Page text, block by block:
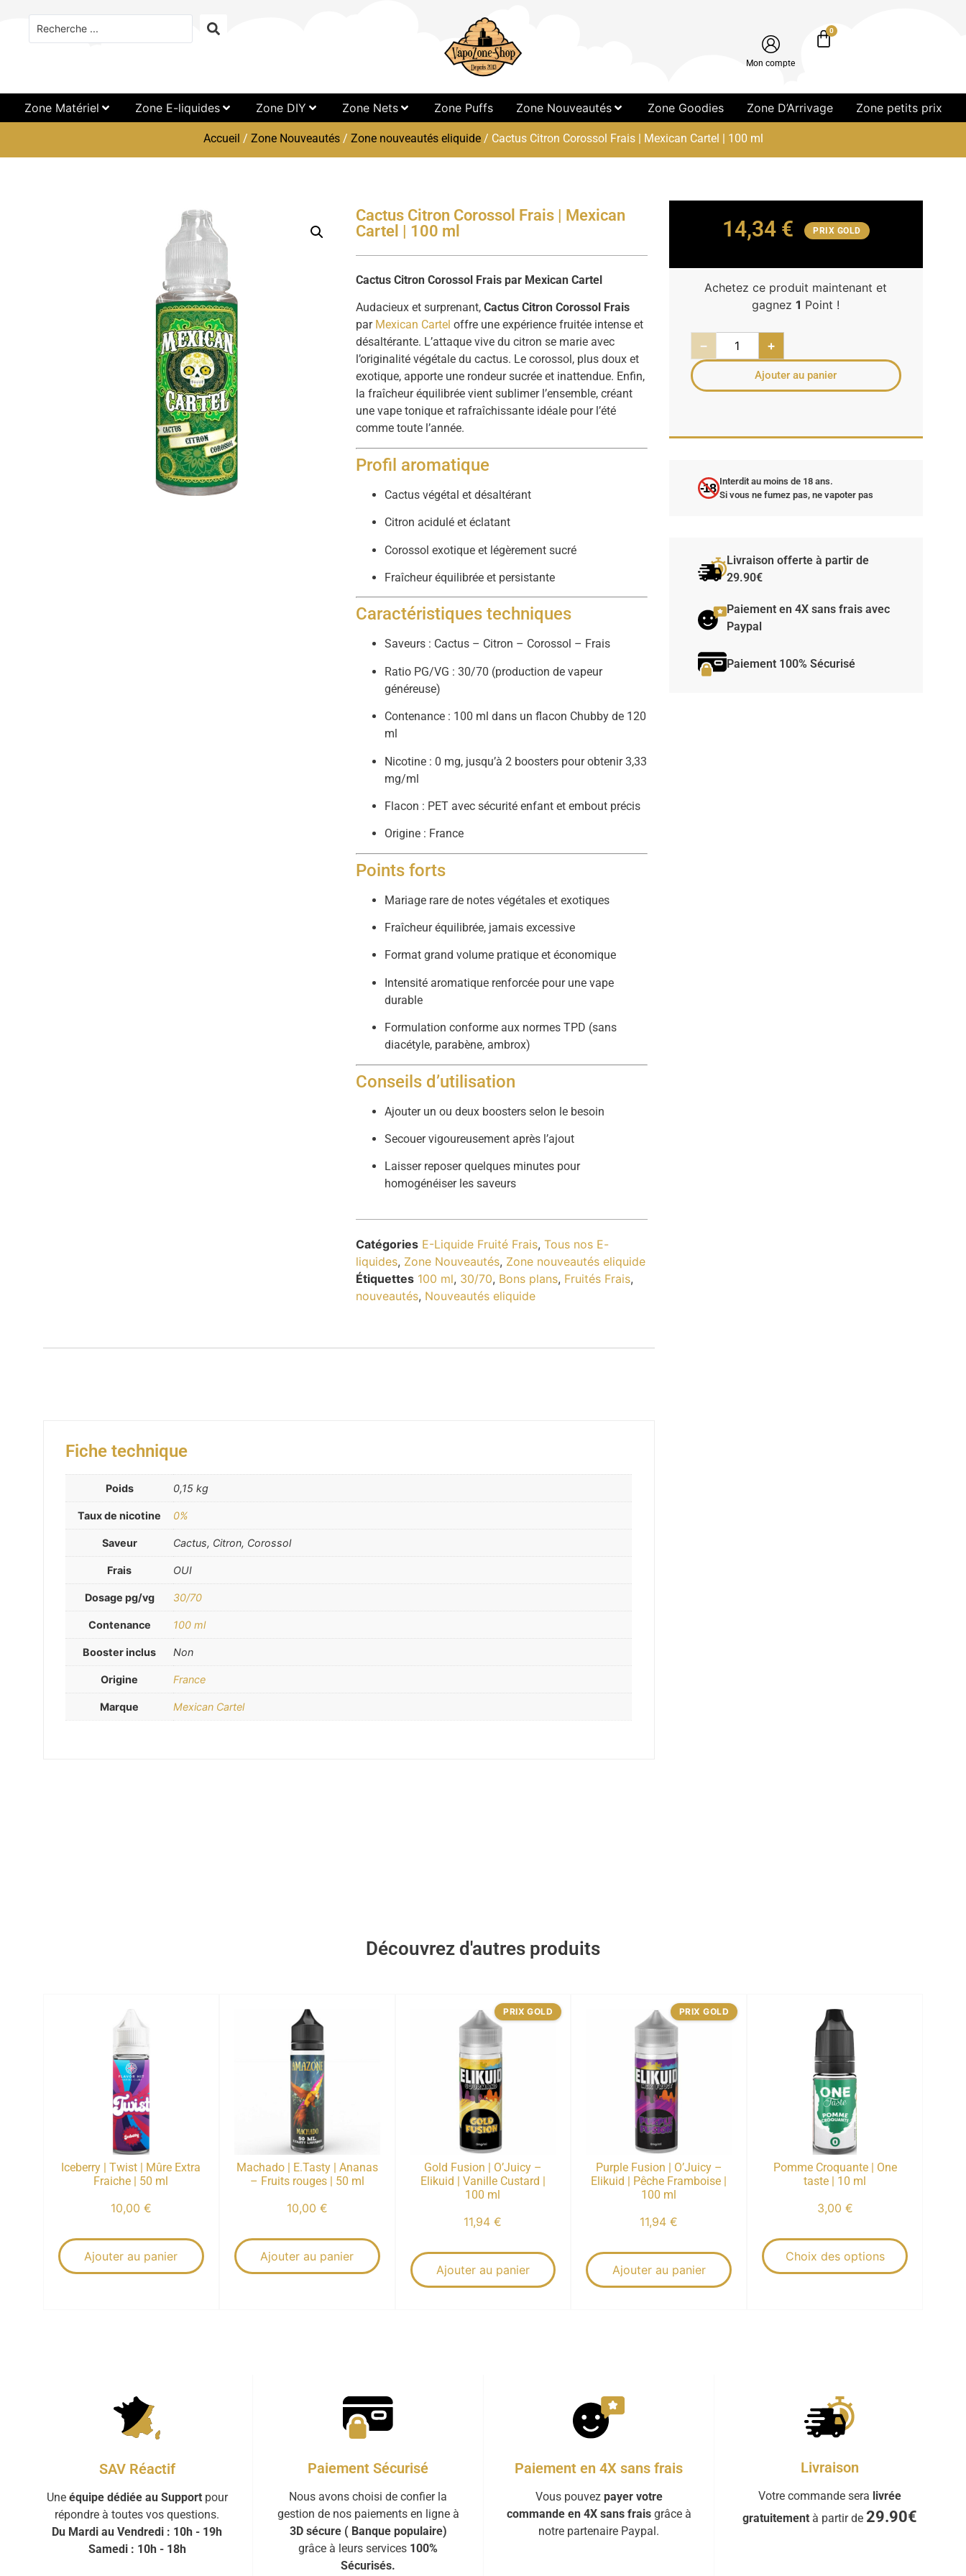
Mon compte
0
Zone Matériel Zone E-liquides Zone DIY Zone Nets Zone Puffs Zone Nouveautés Zone Goodies Zone D’Arrivage Zone petits prix
Accueil / Zone Nouveautés/ Zone nouveautés eliquide/ Cactus Citron Corossol Frais | Mexican Cartel | 100 ml
Cactus Citron Corossol Frais | Mexican
Cartel | 100 ml
Cactus Citron Corossol Frais par Mexican Cartel
Audacieux et surprenant,Cactus Citron Corossol Frais
par Mexican Cartel offre une expérience fruitée intense et
désaltérante. L’attaque vive du citron se marie avec
l’originalité végétale du cactus. Le corossol, plus doux et
exotique, apporte une rondeur sucrée et inattendue. Enfin,
la fraîcheur équilibrée vient sublimer l’ensemble, créant
une vape tonique et rafraîchissante idéale pour l’été
comme toute l’année.
Profil aromatique
Cactus végétal et désaltérant
Citron acidulé et éclatant
Corossol exotique et légèrement sucré
Fraîcheur équilibrée et persistante
Caractéristiques techniques
Saveurs : Cactus – Citron – Corossol – Frais
Ratio PG/VG : 30/70 (production de vapeur
généreuse)
Contenance : 100 ml dans un flacon Chubby de 120
ml
Nicotine : 0 mg, jusqu’à 2 boosters pour obtenir 3,33
mg/ml
Flacon : PET avec sécurité enfant et embout précis
Origine : France
Points forts
Mariage rare de notes végétales et exotiques
Fraîcheur équilibrée, jamais excessive
Format grand volume pratique et économique
Intensité aromatique renforcée pour une vape
durable
Formulation conforme aux normes TPD (sans
diacétyle, parabène, ambrox)
Conseils d’utilisation
Ajouter un ou deux boosters selon le besoin
Secouer vigoureusement après l’ajout
Laisser reposer quelques minutes pour
homogénéiser les saveurs
Catégories E-Liquide Fruité Frais,Tous nos E-
liquides, Zone Nouveautés, Zone nouveautés eliquide
Étiquettes 100 ml, 30/70, Bons plans, Fruités Frais,
nouveautés, Nouveautés eliquide
Fiche technique
Poids 0,15 kg
Taux de nicotine 0%
Saveur Cactus, Citron, Corossol
Frais OUI
Dosage pg/vg 30/70
Contenance 100 ml
Booster inclus Non
Origine France
Marque Mexican Cartel
14,34 € PRIX GOLD
Achetez ce produit maintenant et
gagnez1 Point !
− +
Ajouter au panier
-18 Interdit au moins de 18 ans.
Si vous ne fumez pas, ne vapoter pas
Livraison offerte à partir de
29.90€
Paiement en 4X sans frais avec
Paypal
Paiement 100% Sécurisé
Découvrez d'autres produits
Iceberry | Twist | Mûre Extra
Fraiche | 50 ml
10,00 €
Ajouter au panier
Machado | E.Tasty | Ananas
– Fruits rouges | 50 ml
10,00 €
Ajouter au panier
Gold Fusion | O’Juicy –
Elikuid | Vanille Custard |
100 ml
11,94€
Ajouter au panier
PRIX GOLD
Purple Fusion | O’Juicy –
Elikuid | Pêche Framboise |
100 ml
11,94€
Ajouter au panier
PRIX GOLD
Pomme Croquante | One
taste | 10 ml
3,00 €
Choix des options
SAV Réactif
Une équipe dédiée au Supportpour
répondre à toutes vos questions.
Du Mardi au Vendredi : 10h - 19h
Samedi : 10h - 18h
Paiement Sécurisé
Nous avons choisi de confier la
gestion de nos paiements en ligne à
3D sécure ( Banque populaire)
grâce à leurs services 100%
Sécurisés.
Paiement en 4X sans frais
Vous pouvez payer votre
commande en 4X sans fraisgrâce à
notre partenaire Paypal.
Livraison
Votre commande sera livrée
gratuitementà partir de 29.90€